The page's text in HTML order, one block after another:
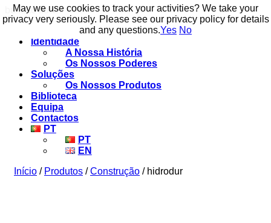
build to flow.
Identidade
A Nossa História
Os Nossos Poderes
Soluções
Os Nossos Produtos
Biblioteca
Equipa
Contactos
PT
PT
EN
Início / Produtos /Construção / hidrodur
May we use cookies to track your activities? We take your
privacy very seriously. Please see our privacy policy for details
and any questions.Yes No
May we use cookies to track your activities? We take your
privacy very seriously. Please see our privacy policy for details
and any questions.Yes No